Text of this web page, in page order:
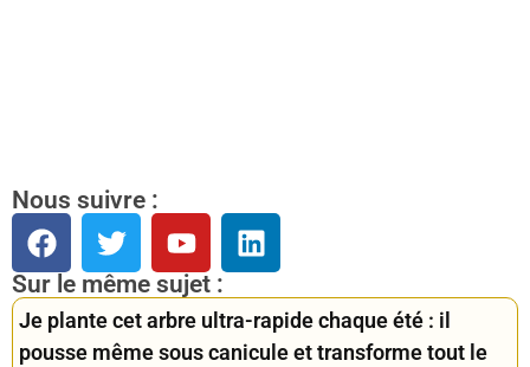
Nous suivre :
Sur le même sujet :
Je plante cet arbre ultra-rapide chaque été : il
pousse même sous canicule et transforme tout le